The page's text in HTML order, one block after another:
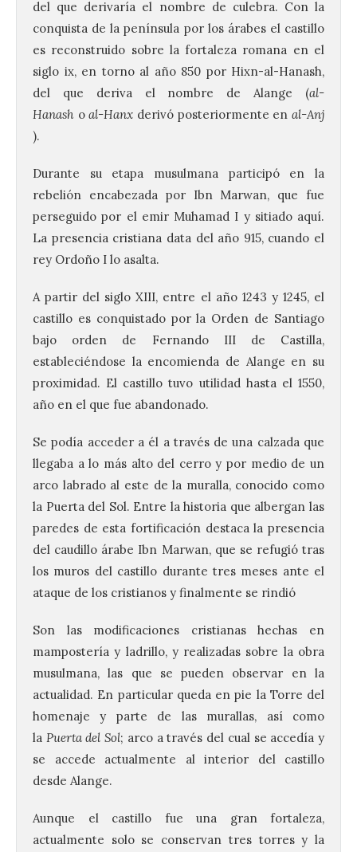
del que derivaría el nombre de culebra. Con la
conquista de la península por los árabes el castillo
es reconstruido sobre la fortaleza romana en el
siglo ix, en torno al año 850 por Hixn-al-Hanash,
del que deriva el nombre de Alange (al-
Hanash oal-Hanx derivó posteriormente enal-Anj
).
Durante su etapa musulmana participó en la
rebelión encabezada por Ibn Marwan, que fue
perseguido por el emir Muhamad I y sitiado aquí.
La presencia cristiana data del año 915, cuando el
rey Ordoño I lo asalta.
A partir del siglo XIII, entre el año 1243 y 1245, el
castillo es conquistado por la Orden de Santiago
bajo orden de Fernando III de Castilla,
estableciéndose la encomienda de Alange en su
proximidad. El castillo tuvo utilidad hasta el 1550,
año en el que fue abandonado.
Se podía acceder a él a través de una calzada que
llegaba a lo más alto del cerro y por medio de un
arco labrado al este de la muralla, conocido como
la Puerta del Sol. Entre la historia que albergan las
paredes de esta fortificación destaca la presencia
del caudillo árabe Ibn Marwan, que se refugió tras
los muros del castillo durante tres meses ante el
ataque de los cristianos y finalmente se rindió
Son las modificaciones cristianas hechas en
mampostería y ladrillo, y realizadas sobre la obra
musulmana, las que se pueden observar en la
actualidad. En particular queda en pie la Torre del
homenaje y parte de las murallas, así como
la Puerta del Sol; arco a través del cual se accedía y
se accede actualmente al interior del castillo
desde Alange.
Aunque el castillo fue una gran fortaleza,
actualmente solo se conservan tres torres y la